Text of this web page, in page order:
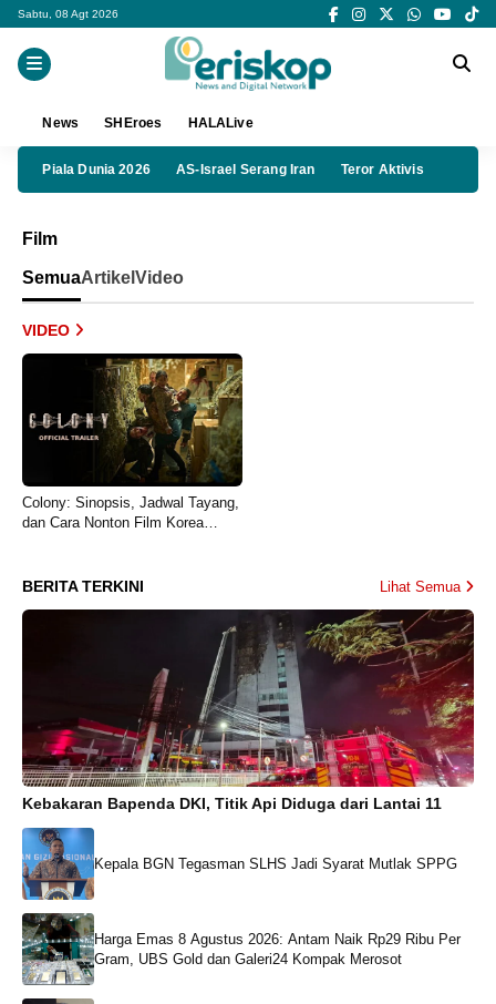
Sabtu, 08 Agt 2026
News SHEroes HALALive
Piala Dunia 2026 AS-Israel Serang Iran Teror Aktivis
Film
SemuaArtikel Video
VIDEO
Colony: Sinopsis, Jadwal Tayang,
dan Cara Nonton Film Korea
BERITA TERKINI Lihat Semua
Kebakaran Bapenda DKI, Titik Api Diduga dari Lantai 11
Kepala BGN Tegasman SLHS Jadi Syarat Mutlak SPPG
Harga Emas 8 Agustus 2026: Antam Naik Rp29 Ribu Per
Gram, UBS Gold dan Galeri24 Kompak Merosot